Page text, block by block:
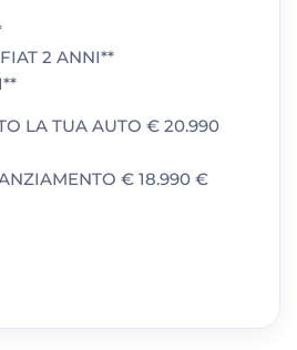
2 ANNI**
LA TUA AUTO € 20.990
€ 18.990 €